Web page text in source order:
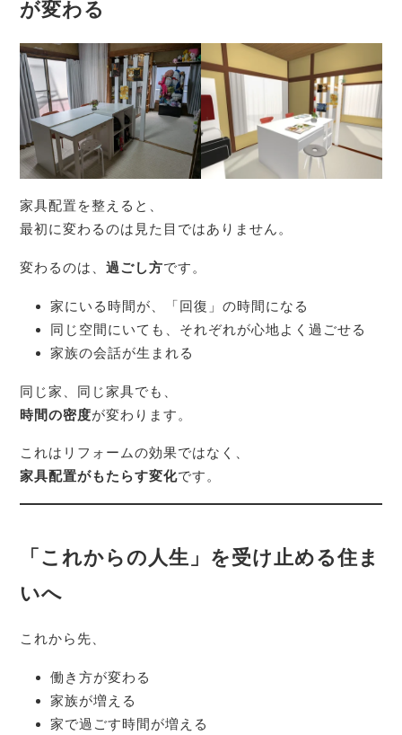
が変わる
家具配置を整えると、
最初に変わるのは見た目ではありません。
変わるのは、過ごし方です。
家にいる時間が、「回復」の時間になる
同じ空間にいても、それぞれが心地よく過ごせる
家族の会話が生まれる
同じ家、同じ家具でも、
時間の密度が変わります。
これはリフォームの効果ではなく、
家具配置がもたらす変化です。
「これからの人生」を受け止める住ま
いへ
これから先、
働き方が変わる
家族が増える
家で過ごす時間が増える